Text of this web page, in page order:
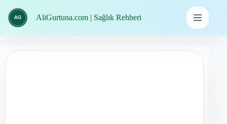
geç
AliGurtuna.com | Sağlık Rehberi